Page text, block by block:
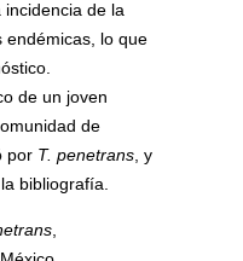
de la
endémicas, lo que
de un joven
de
por T. penetrans, y
bibliografía.
,